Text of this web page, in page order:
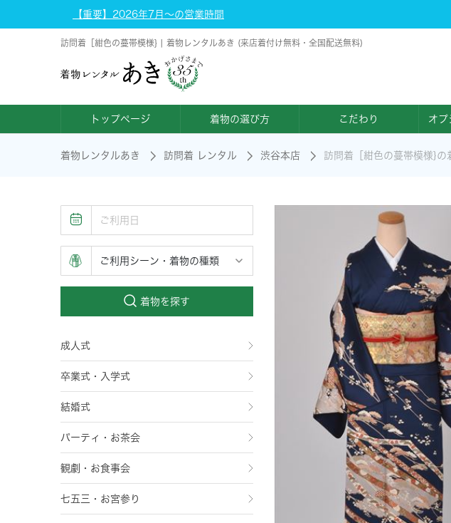
【重要】2026年7月～の営業時間
訪問着［紺色の蔓帯模様} | 着物レンタルあき (来店着付け無料・全国配送無料)
トップページ 着物の選び方 こだわり オプ
着物レンタルあき 訪問着 レンタル 渋谷本店 訪問着［紺色の蔓帯模様}の
着物を探す
成人式
卒業式・入学式
結婚式
パーティ・お茶会
観劇・お食事会
七五三・お宮参り